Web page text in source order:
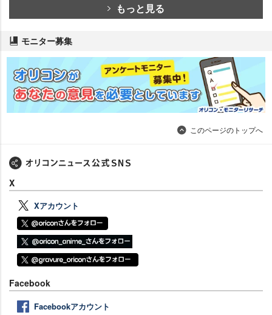
もっと見る
モニター募集
このページのトップへ
X
Xアカウント
Facebook
Facebookアカウント